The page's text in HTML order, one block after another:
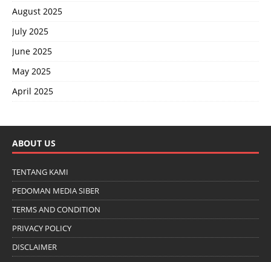
August 2025
July 2025
June 2025
May 2025
April 2025
ABOUT US
TENTANG KAMI
PEDOMAN MEDIA SIBER
TERMS AND CONDITION
PRIVACY POLICY
DISCLAIMER